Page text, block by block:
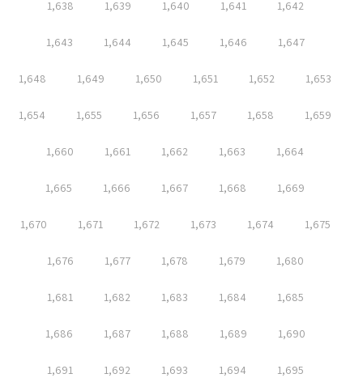
1,638 1,639 1,640 1,641 1,642
1,643 1,644 1,645 1,646 1,647
1,648 1,649 1,650 1,651 1,652 1,653
1,654 1,655 1,656 1,657 1,658 1,659
1,660 1,661 1,662 1,663 1,664
1,665 1,666 1,667 1,668 1,669
1,670 1,671 1,672 1,673 1,674 1,675
1,676 1,677 1,678 1,679 1,680
1,681 1,682 1,683 1,684 1,685
1,686 1,687 1,688 1,689 1,690
1,691 1,692 1,693 1,694 1,695